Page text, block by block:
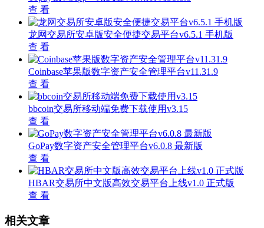
查 看
龙网交易所安卓版安全便捷交易平台v6.5.1 手机版
查 看
Coinbase苹果版数字资产安全管理平台v11.31.9
查 看
bbcoin交易所移动端免费下载使用v3.15
查 看
GoPay数字资产安全管理平台v6.0.8 最新版
查 看
HBAR交易所中文版高效交易平台上线v1.0 正式版
查 看
相关文章